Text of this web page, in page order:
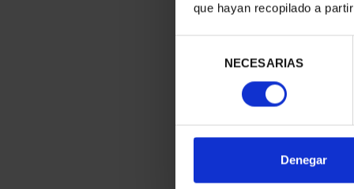
que hayan recopilado a
consentimiento
NECESARIAS
Denegar
CAPITALES
ORDENAR POR: